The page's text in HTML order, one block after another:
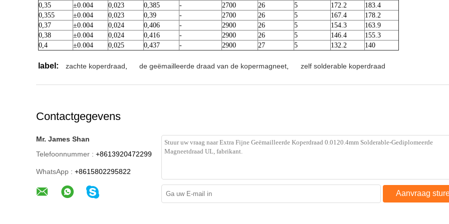
0,35 ±0.004 0,023 0,385 - 2700 26 5 172.2
183.4
0,355
±0.004 0,023 0,39 - 2700 26 5 167.4
178.2
0,37
±0.004 0,024 0,406 - 2900 26 5 154.3
163.9
0,38
±0.004 0,024 0,416 - 2900 26 5 146.4
155.3
0,4
±0.004 0,025 0,437 - 2900 27 5 132.2 140
label: zachte koperdraad de geëmailleerde draad van de kopermagneet zelf solderable koperdraad
Contactgegevens
Mr. James Shan
Telefoonnummer : +8613920472299
WhatsApp : +8615802295822
Aanvraag